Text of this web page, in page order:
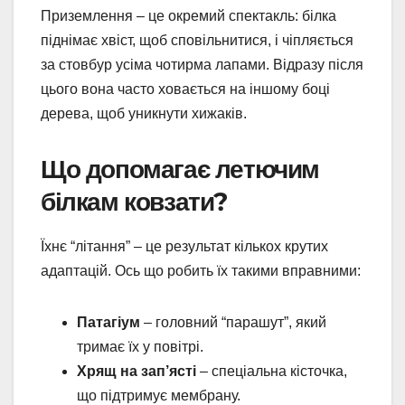
Приземлення – це окремий спектакль: білка
піднімає хвіст, щоб сповільнитися, і чіпляється
за стовбур усіма чотирма лапами. Відразу після
цього вона часто ховається на іншому боці
дерева, щоб уникнути хижаків.
Що допомагає летючим
білкам ковзати?
Їхнє “літання” – це результат кількох крутих
адаптацій. Ось що робить їх такими вправними:
Патагіум – головний “парашут”, який
тримає їх у повітрі.
Хрящ на зап’ясті – спеціальна кісточка,
що підтримує мембрану.